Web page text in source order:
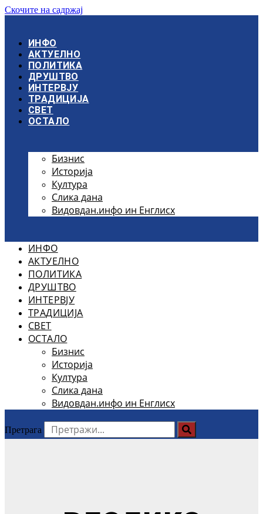
Скочите на садржај
ИНФО
АКТУЕЛНО
ПОЛИТИКА
ДРУШТВО
ИНТЕРВЈУ
ТРАДИЦИЈА
СВЕТ
ОСТАЛО
Бизнис
Историја
Култура
Слика дана
Видовдан.инфо ин Енглисх
ИНФО
АКТУЕЛНО
ПОЛИТИКА
ДРУШТВО
ИНТЕРВЈУ
ТРАДИЦИЈА
СВЕТ
ОСТАЛО
Бизнис
Историја
Култура
Слика дана
Видовдан.инфо ин Енглисх
Претрага